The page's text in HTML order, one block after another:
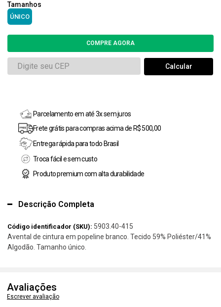
ÚNICO
Parcelamento em até 3x sem juros
Frete grátis para compras acima de R$ 500,00
Entrega rápida para todo Brasil
Troca fácil e sem custo
Produto premium com alta durabilidade
Descrição Completa
Código identificador (SKU): 5903.40-415
Avental de cintura em popeline branco. Tecido 59% Poliéster/41%
Algodão. Tamanho único.
Avaliações
Escrever avaliação